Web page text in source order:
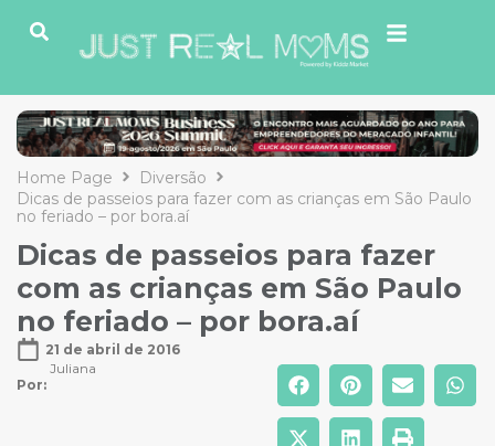
Home Page
Diversão
Dicas de passeios para fazer com as crianças em São Paulo
no feriado – por bora.aí
Dicas de passeios para fazer
com as crianças em São Paulo
no feriado – por bora.aí
21 de abril de 2016
Por:
Juliana